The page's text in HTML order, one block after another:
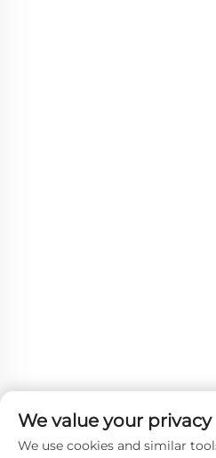
We value your privacy
We use cookies and similar